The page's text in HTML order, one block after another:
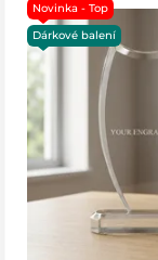
Novinka - Top
Dárkové balení